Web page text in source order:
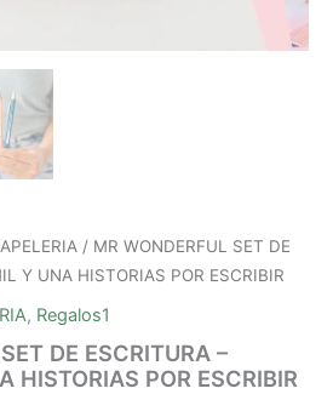
/ MR WONDERFUL SET DE
Y UNA HISTORIAS POR ESCRIBIR
, Regalos1
DE ESCRITURA –
HISTORIAS POR ESCRIBIR